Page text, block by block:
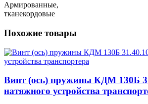
Армированные,
тканекордовые
Похожие товары
Винт (ось) пружины КДМ 130Б
натяжного устройства